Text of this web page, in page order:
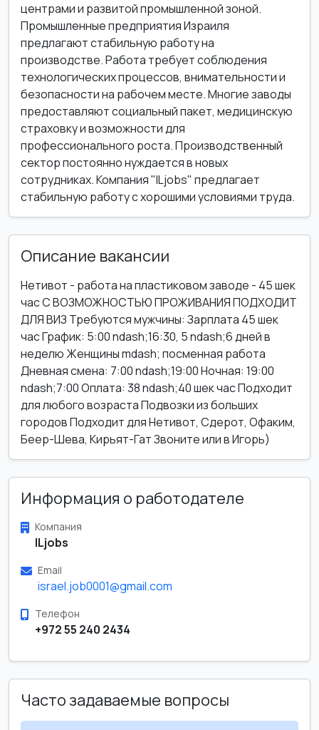
центрами и развитой промышленной зоной.
Промышленные предприятия Израиля
предлагают стабильную работу на
производстве. Работа требует соблюдения
технологических процессов, внимательности и
безопасности на рабочем месте. Многие заводы
предоставляют социальный пакет, медицинскую
страховку и возможности для
профессионального роста. Производственный
сектор постоянно нуждается в новых
сотрудниках. Компания "ILjobs" предлагает
стабильную работу с хорошими условиями труда.
Описание вакансии
Нетивот - работа на пластиковом заводе - 45 шек
час С ВОЗМОЖНОСТЬЮ ПРОЖИВАНИЯ ПОДХОДИТ
ДЛЯ ВИЗ Требуются мужчины: Зарплата 45 шек
час График: 5:00 ndash;16:30, 5 ndash;6 дней в
неделю Женщины mdash; посменная работа
Дневная смена: 7:00 ndash;19:00 Ночная: 19:00
ndash;7:00 Оплата: 38 ndash;40 шек час Подходит
для любого возраста Подвозки из больших
городов Подходит для Нетивот, Сдерот, Офаким,
Беер-Шева, Кирьят-Гат Звоните или в Игорь)
Информация о работодателе
Компания
ILjobs
Email
israel.job0001@gmail.com
Телефон
+972 55 240 2434
Часто задаваемые вопросы